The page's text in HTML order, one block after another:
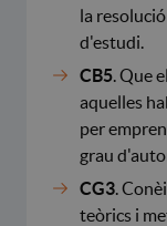
la
d'estudi.
CB5. Que
aquelles
per
grau
CG3.
teòrics i